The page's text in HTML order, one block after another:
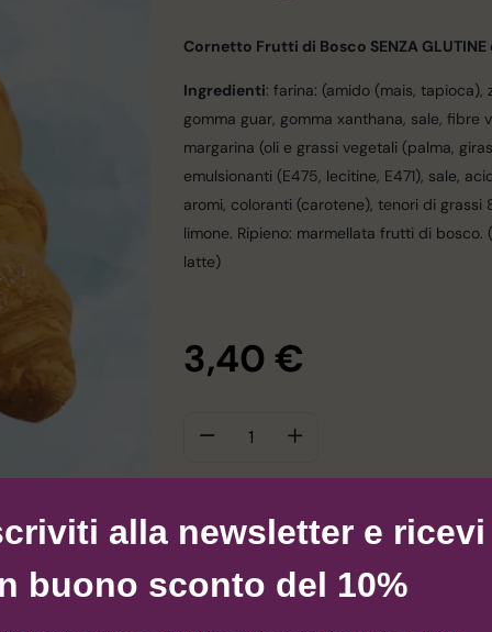
alla newsletter e ricevi
buono sconto del 10%
Cornetto Frutti di Bosco SENZA GLUTINE
Ingredienti: farina: (amido (mais,
gomma guar, gomma xanthana, sale, fibre
margarina (oli e grassi vegetali (palma,
emulsionanti (E475, lecitine, E471), sale,
aromi, coloranti (carotene), tenori di grassi
limone. Ripieno: marmellata frutti di
latte)
3,40 €
CategoriaHermes